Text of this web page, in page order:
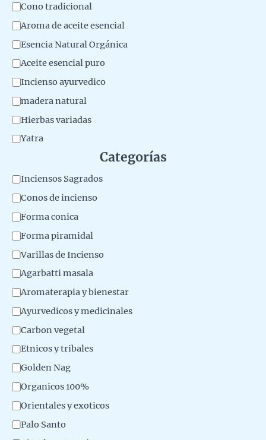
t
e
l
d
e
l
r
o
c
t
o
Cono tradicional
Aroma de aceite esencial
Esencia Natural Orgánica
Aceite esencial puro
Incienso ayurvedico
madera natural
Hierbas variadas
Yatra
Categorías
C
a
t
e
y
Inciensos Sagrados
Conos de incienso
Forma conica
Forma piramidal
Varillas de Incienso
Agarbatti masala
Aromaterapia y bienestar
Ayurvedicos y medicinales
Carbon vegetal
Etnicos y tribales
Golden Nag
Organicos 100%
Orientales y exoticos
Palo Santo